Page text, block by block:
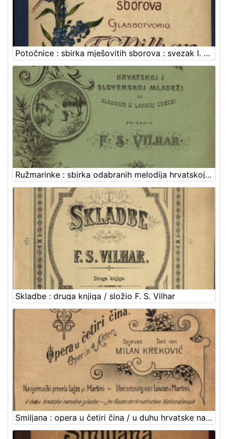
Potočnice : sbirka mješovitih sborova : svezak I. / glasbotvorio F. S. Vilhar
Ružmarinke : sbirka odabranih melodija hrvatskoj i slovenskoj mladeži : za glasovir u lahkoj udesbi / priredio F. S. Vilhar
Skladbe : druga knjiga / složio F. S. Vilhar
Smiljana : opera u četiri čina / u duhu hrvatske narodne glazbe glazbotvorio F. S. Vilhar